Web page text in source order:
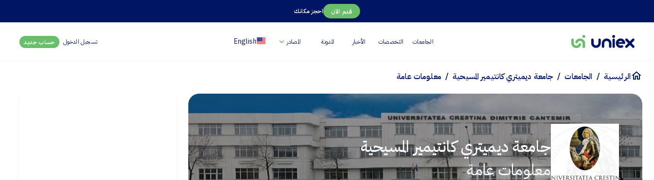
احجز مكانك قدم الآن
الجامعات التخصصات الأخبار المدونة المصادر English تسجبل الدخول حساب جديد
الرئيسية / الجامعات / جامعة ديميتري كانتيمير المسيحية / معلومات عامة
جامعة ديميتري كانتيمير المسيحية
معلومات عامة